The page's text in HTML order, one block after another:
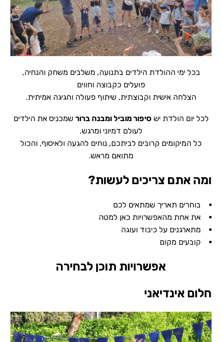
בכל ימי ההולדת הילדים בתנועה, משלבים משחק והנחיה,
פועלים כקבוצה וחווים
הצלחה אישית וקבוצתית, שיתוף פעולה וחגיגה אמיתית.
לכל יום הולדת יש סיפור מוביל ומבנה ברור שמכניס את הילדים
לעולם דמיוני ומרגש.
כל המיקומים קרובים לביתכם, נוחים להגעה ולאיסוף, והכול
מתואם מראש.
ומה אתם צריכים לעשות?
בוחרים תאריך שמתאים לכם
את אחת מהאפשרויות כאן למטה
מתארגנים על כיבוד ועוגה
קובעים מקום
אפשרויות תוכן לבחירה
חלום אינדיאני